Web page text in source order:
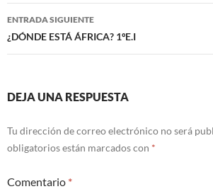
entradas
ENTRADA SIGUIENTE
¿DÓNDE ESTÁ ÁFRICA? 1ºE.I
DEJA UNA RESPUESTA
Tu dirección de correo electrónico no será
obligatorios están marcados con *
Comentario *